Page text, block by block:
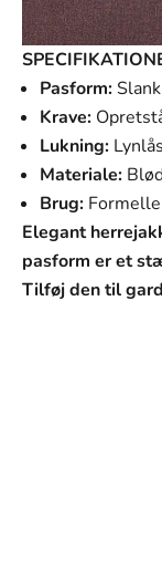
Pasform:
Krave:
Lukning:
Materiale:
Brug:
Elegant
pasform er et
Tilføj den til